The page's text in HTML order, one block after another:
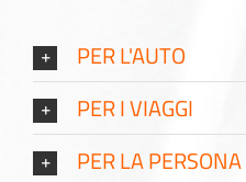
PER L'AUTO
PER I VIAGGI
PER LA